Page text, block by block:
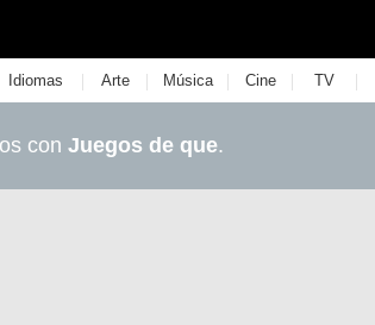
Idiomas | Arte | Música | Cine | TV |
con Juegos de que.